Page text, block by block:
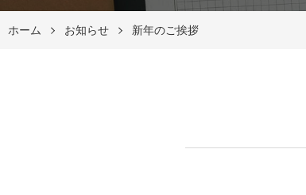
ホーム お知らせ 新年のご挨拶